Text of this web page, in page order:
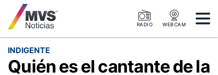
RADIO WEBCAM
INDIGENTE
Quién es el cantante de la